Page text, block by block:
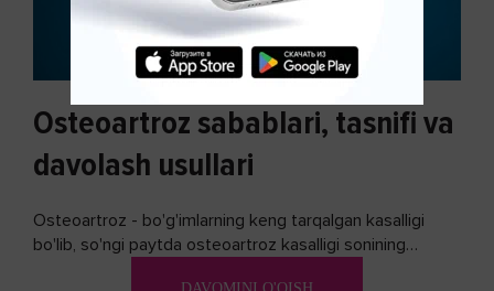
Osteoartroz sabablari, tasnifi va
davolash usullari
Osteoartroz - bo'g'imlarning keng tarqalgan kasalligi
bo'lib, so'ngi paytda osteoartroz kasalligi sonining